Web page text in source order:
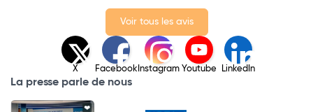
Voir tous les avis
X Facebook Instagram Youtube LinkedIn
La presse parle de nous